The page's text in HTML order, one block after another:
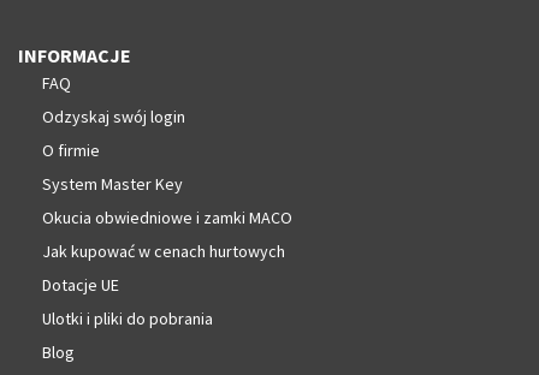
INFORMACJE
FAQ
Odzyskaj swój login
O firmie
System Master Key
Okucia obwiedniowe i zamki MACO
Jak kupować w cenach hurtowych
Dotacje UE
Ulotki i pliki do pobrania
Blog